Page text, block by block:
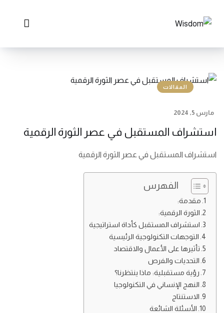
المقالات
مارس 5, 2024
استشراف المستقبل في عصر الثورة الرقمية
استشراف المستقبل في عصر الثورة الرقمية
الفهرس
مقدمة:
الثورة الرقمية:
استشراف المستقبل كأداة استراتيجية
التوجهات التكنولوجية الرئيسية
تأثيرها على الأعمال والاقتصاد
التحديات والفرص
رؤية مستقبلية: ماذا ينتظرنا؟
النهج الإنساني في التكنولوجيا
الاستنتاج
الأسئلة الشائعة